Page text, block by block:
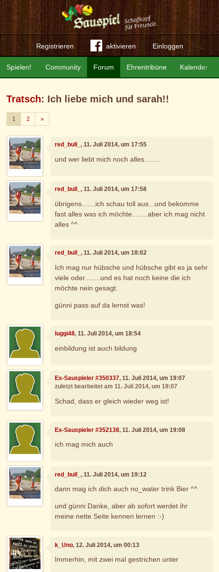
Registrieren aktivieren Einloggen
Community Forum Ehrentribüne Kalender
Spielen!
Tratsch: Ich liebe mich und sarah!!
1 2 »Weiter
red_bull_, 11. Juli 2014, um 17:55
und wer liebt mich noch alles........
red_bull_, 11. Juli 2014, um 17:58
übrigens.......ich schau toll aus...und bekomme
fast alles was ich möchte........aber ich mag nicht
alles ^^
red_bull_, 11. Juli 2014, um 18:02
Ich mag nur hübsche und hübsche gibt es ja sehr
viele oder........und es hat noch keine die ich
möchte nein gesagt.
günni pass auf da lernst was!
luggi48, 11. Juli 2014, um 18:54
einbildung ist auch bildung
Ex-Sauspieler #350337, 11. Juli 2014, um 19:07
zuletzt bearbeitet am 11. Juli 2014, um 19:07
Schad, dass er gleich wieder weg ist!
Ex-Sauspieler #352138, 11. Juli 2014, um 19:08
ich mag mich auch
red_bull_, 11. Juli 2014, um 19:12
dann mag ich dich auch no_water trink Bier ^^
und günni Danke, aber ab sofort werdet ihr
meine nette Seite kennen lernen :-)
k_Uno, 12. Juli 2014, um 00:13
Immerhin, mit zwei mal gestrichen unter